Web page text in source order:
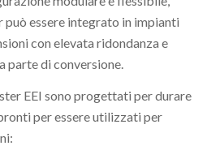
essere integrato in impianti
con elevata ridondanza e
di conversione.
EEI sono progettati per durare
per essere utilizzati per